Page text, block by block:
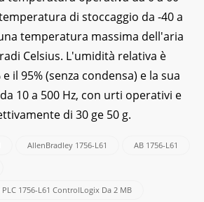
di stoccaggio da -40 a
temperatura massima dell'aria
Celsius. L'umidità relativa è
il 95% (senza condensa) e la sua
10 a 500 Hz, con urti operativi e
di 30 ge 50 g.
AllenBradley 1756-L61 AB 1756-L61
1756-L61 ControlLogix Da 2 MB